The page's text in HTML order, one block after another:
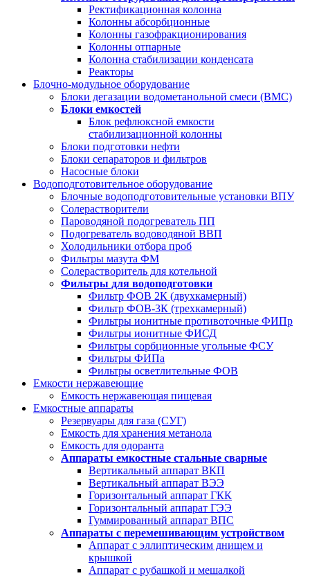
Ректификационная колонна
Колонны абсорбционные
Колонны газофракционирования
Колонны отпарные
Колонна стабилизации конденсата
Реакторы
Блочно-модульное оборудование
Блоки дегазации водометанольной смеси (BMC)
Блоки емкостей
Блок рефлюксной емкости
стабилизационной колонны
Блоки подготовки нефти
Блоки сепараторов и фильтров
Насосные блоки
Водоподготовительное оборудование
Блочные водоподготовительные установки ВПУ
Солерастворители
Пароводяной подогреватель ПП
Подогреватель водоводяной ВВП
Холодильники отбора проб
Фильтры мазута ФМ
Солерастворитель для котельной
Фильтры для водоподготовки
Фильтр ФОВ 2К (двухкамерный)
Фильтр ФОВ-3К (трехкамерный)
Фильтры ионитные противоточные ФИПр
Фильтры ионитные ФИСД
Фильтры сорбционные угольные ФСУ
Фильтры ФИПа
Фильтры осветлительные ФОВ
Емкости нержавеющие
Емкость нержавеющая пищевая
Емкостные аппараты
Резервуары для газа (СУГ)
Емкость для хранения метанола
Емкость для одоранта
Аппараты емкостные стальные сварные
Вертикальный аппарат ВКП
Вертикальный аппарат ВЭЭ
Горизонтальный аппарат ГКК
Горизонтальный аппарат ГЭЭ
Гуммированный аппарат ВПС
Аппараты с перемешивающим устройством
Аппарат с эллиптическим днищем и
крышкой
Аппарат с рубашкой и мешалкой